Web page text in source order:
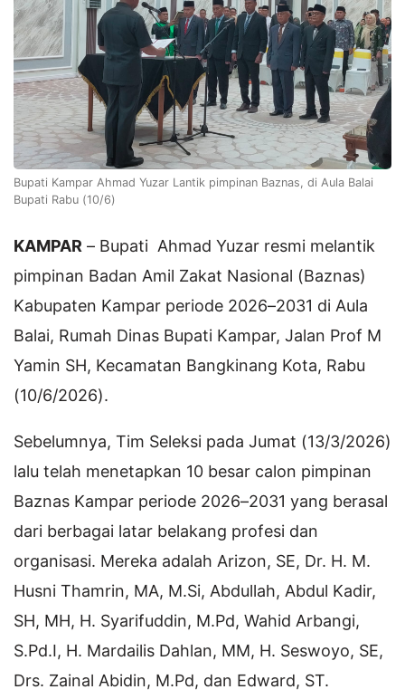
Bupati Kampar Ahmad Yuzar Lantik pimpinan Baznas, di Aula Balai
Bupati Rabu (10/6)
KAMPAR – Bupati Ahmad Yuzar resmi melantik
pimpinan Badan Amil Zakat Nasional (Baznas)
Kabupaten Kampar periode 2026–2031 di Aula
Balai, Rumah Dinas Bupati Kampar, Jalan Prof M
Yamin SH, Kecamatan Bangkinang Kota, Rabu
(10/6/2026).
Sebelumnya, Tim Seleksi pada Jumat (13/3/2026)
lalu telah menetapkan 10 besar calon pimpinan
Baznas Kampar periode 2026–2031 yang berasal
dari berbagai latar belakang profesi dan
organisasi. Mereka adalah Arizon, SE, Dr. H. M.
Husni Thamrin, MA, M.Si, Abdullah, Abdul Kadir,
SH, MH, H. Syarifuddin, M.Pd, Wahid Arbangi,
S.Pd.I, H. Mardailis Dahlan, MM, H. Seswoyo, SE,
Drs. Zainal Abidin, M.Pd, dan Edward, ST.